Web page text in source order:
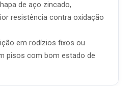
de aço zincado,
resistência contra oxidação
em rodízios fixos ou
pisos com bom estado de